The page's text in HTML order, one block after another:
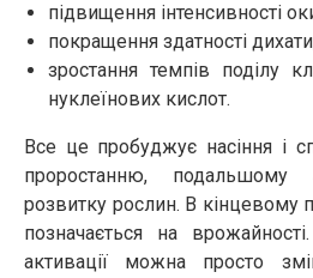
підвищення інтенсивності
покращення здатності
зростання темпів поділу
нуклеїнових кислот.
Все це пробуджує насіння і
проростанню, подальшому
розвитку рослин. В кінцевому
позначається на
активації можна просто